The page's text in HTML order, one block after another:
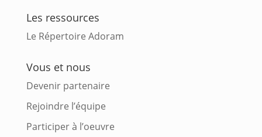
Les ressources
Le Répertoire Adoram
Vous et nous
Devenir partenaire
Rejoindre l’équipe
Participer à l’oeuvre